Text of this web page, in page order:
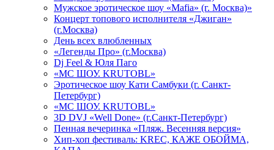
Мужское эротическое шоу «Mafia» (г. Москва)»
Концерт топового исполнителя «Джиган»
(г.Москва)
День всех влюбленных
«Легенды Про» (г.Москва)
Dj Feel & Юля Паго
«МС ШОУ. KRUTOBL»
Эротическое шоу Кати Самбуки (г. Санкт-
Петербург)
«МС ШОУ. KRUTOBL»
3D DVJ «Well Done» (г.Санкт-Петербург)
Пенная вечеринка «Пляж. Весенняя версия»
Хип-хоп фестиваль: KREC, КАЖЕ ОБОЙМА,